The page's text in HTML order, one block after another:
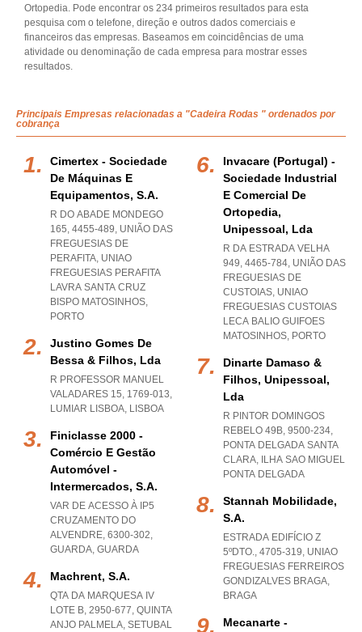
Ortopedia. Pode encontrar os 234 primeiros resultados para esta
pesquisa com o telefone, direção e outros dados comerciais e
financeiros das empresas. Baseamos em coincidências de uma
atividade ou denominação de cada empresa para mostrar esses
resultados.
Principais Empresas relacionadas a "Cadeira Rodas " ordenados por
cobrança
Cimertex - Sociedade
De Máquinas E
Equipamentos, S.a.
R DO ABADE MONDEGO
165, 4455-489, UNIÃO DAS
FREGUESIAS DE
PERAFITA, UNIAO
FREGUESIAS PERAFITA
LAVRA SANTA CRUZ
BISPO MATOSINHOS,
PORTO
Justino Gomes De
Bessa & Filhos, Lda
R PROFESSOR MANUEL
VALADARES 15, 1769-013,
LUMIAR LISBOA, LISBOA
Finiclasse 2000 -
Comércio E Gestão
Automóvel -
Intermercados, S.a.
VAR DE ACESSO À IP5
CRUZAMENTO DO
ALVENDRE, 6300-302,
GUARDA, GUARDA
Machrent, S.a.
QTA DA MARQUESA IV
LOTE B, 2950-677, QUINTA
ANJO PALMELA, SETUBAL
Invacare (portugal) -
Sociedade Industrial
E Comercial De
Ortopedia,
Unipessoal, Lda
R DA ESTRADA VELHA
949, 4465-784, UNIÃO DAS
FREGUESIAS DE
CUSTOIAS, UNIAO
FREGUESIAS CUSTOIAS
LECA BALIO GUIFOES
MATOSINHOS, PORTO
Dinarte Damaso &
Filhos, Unipessoal,
Lda
R PINTOR DOMINGOS
REBELO 49B, 9500-234,
PONTA DELGADA SANTA
CLARA, ILHA SAO MIGUEL
PONTA DELGADA
Stannah Mobilidade,
S.a.
ESTRADA EDIFÍCIO Z
5ºDTO., 4705-319, UNIAO
FREGUESIAS FERREIROS
GONDIZALVES BRAGA,
BRAGA
Mecanarte -